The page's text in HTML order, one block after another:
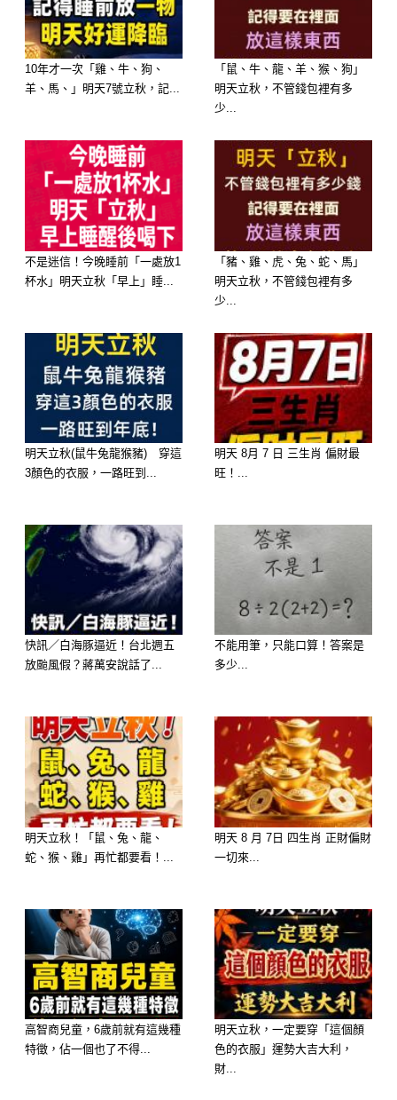
看電視劇時，你會搭配什麼零食呢？請
看圖選擇其中一個~
測試開始，您會選擇哪一個呢？
.
.
.
.
A.
在大家眼裡，你是一個外向的開心果，
也給大家很多歡樂！但其實你是個很拗
的人，應該說有點傲氣，你的自尊心非
常強，面對自己的痛處與難過你只會帶
回家去療傷，不願意被別人看到自己脆
弱的一面。
B.
你個性慢熟也比較害羞，深交的朋友你
可以全然相信他，但對剛認識的朋友卻
充滿個高高的心牆，甚至有時會受封為
句點王。但事實上你是一個熟了之後就
10年才一次「雞、牛、狗、
羊、馬、」明天7號立秋，記...
「鼠、牛、龍、羊、猴、狗」
明天立秋，不管錢包裡有多
少...
不是迷信！今晚睡前「一處放1
杯水」明天立秋「早上」睡...
「豬、雞、虎、兔、蛇、馬」
明天立秋，不管錢包裡有多
少...
明天立秋(鼠牛兔龍猴豬) 穿這
3顏色的衣服，一路旺到...
明天 8月 7 日 三生肖 偏財最
旺！...
快訊／白海豚逼近！台北週五
放颱風假？蔣萬安說話了...
不能用筆，只能口算！答案是
多少...
明天立秋！「鼠、兔、龍、
蛇、猴、雞」再忙都要看！...
明天 8 月 7日 四生肖 正財偏財
一切來...
高智商兒童，6歲前就有這幾種
特徵，佔一個也了不得...
明天立秋，一定要穿「這個顏
色的衣服」運勢大吉大利，
財...